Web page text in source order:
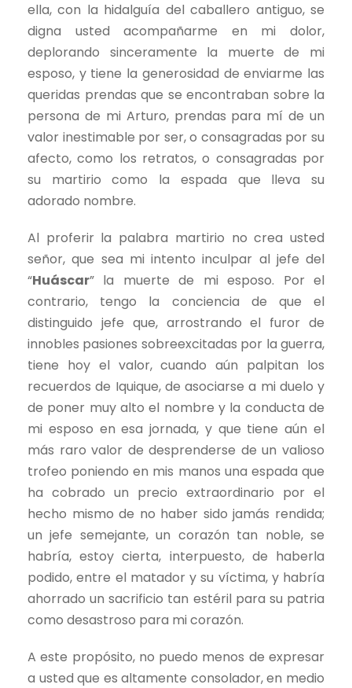
ella, con la hidalguía del caballero antiguo, se
digna usted acompañarme en mi dolor,
deplorando sinceramente la muerte de mi
esposo, y tiene la generosidad de enviarme las
queridas prendas que se encontraban sobre la
persona de mi Arturo, prendas para mí de un
valor inestimable por ser, o consagradas por su
afecto, como los retratos, o consagradas por
su martirio como la espada que lleva su
adorado nombre.
Al proferir la palabra martirio no crea usted
señor, que sea mi intento inculpar al jefe del
“Huáscar” la muerte de mi esposo. Por el
contrario, tengo la conciencia de que el
distinguido jefe que, arrostrando el furor de
innobles pasiones sobreexcitadas por la guerra,
tiene hoy el valor, cuando aún palpitan los
recuerdos de Iquique, de asociarse a mi duelo y
de poner muy alto el nombre y la conducta de
mi esposo en esa jornada, y que tiene aún el
más raro valor de desprenderse de un valioso
trofeo poniendo en mis manos una espada que
ha cobrado un precio extraordinario por el
hecho mismo de no haber sido jamás rendida;
un jefe semejante, un corazón tan noble, se
habría, estoy cierta, interpuesto, de haberla
podido, entre el matador y su víctima, y habría
ahorrado un sacrificio tan estéril para su patria
como desastroso para mi corazón.
A este propósito, no puedo menos de expresar
a usted que es altamente consolador, en medio